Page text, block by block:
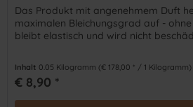
Das Produkt mit angenehmem Duft
maximalen Bleichungsgrad auf -
bleibt elastisch und wird nicht
Inhalt 0.05 Kilogramm (€ 178,00 * / 1 Kilogramm)
€ 8,90 *